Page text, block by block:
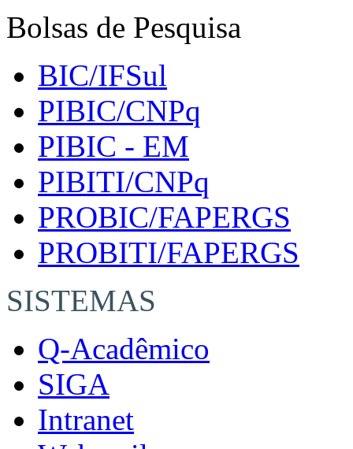
Bolsas de Pesquisa
BIC/IFSul
PIBIC/CNPq
PIBIC - EM
PIBITI/CNPq
PROBIC/FAPERGS
PROBITI/FAPERGS
SISTEMAS
Q-Acadêmico
SIGA
Intranet